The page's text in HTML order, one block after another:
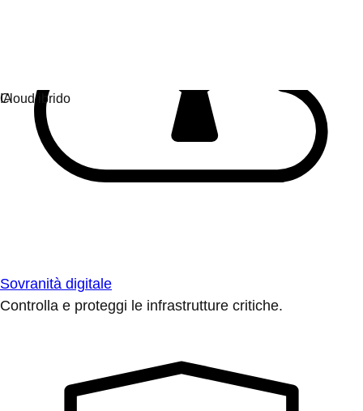
Sovranità digitale
Controlla e proteggi le infrastrutture critiche.